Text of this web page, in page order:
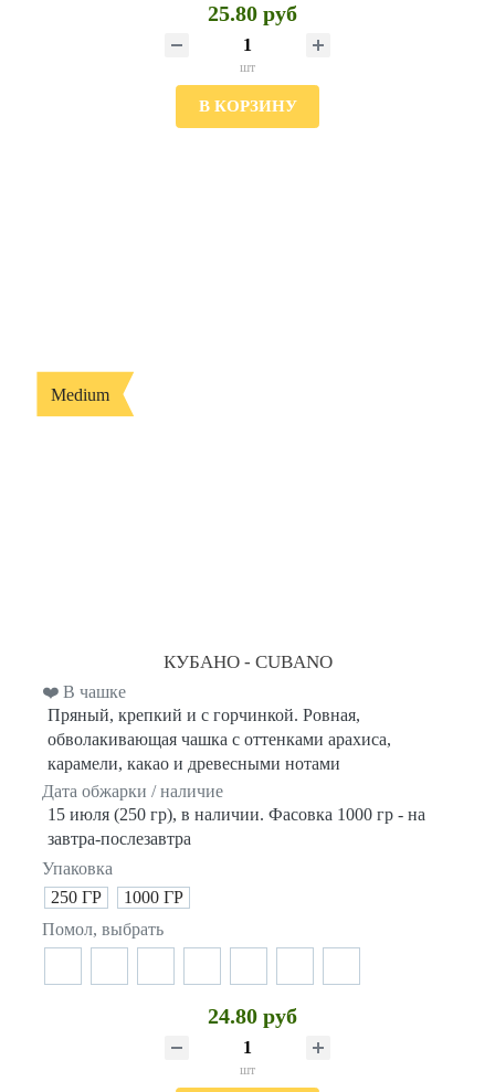
25.80 руб
шт
В КОРЗИНУ
Medium
КУБАНО - CUBANO
❤️ В чашке
Пряный, крепкий и с горчинкой. Ровная,
обволакивающая чашка с оттенками арахиса,
карамели, какао и древесными нотами
Дата обжарки / наличие
15 июля (250 гр), в наличии. Фасовка 1000 гр - на
завтра-послезавтра
Упаковка
250 ГР
1000 ГР
Помол, выбрать
24.80 руб
шт